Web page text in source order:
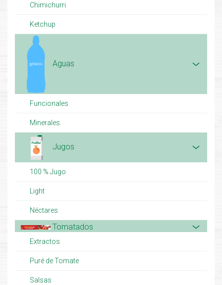
Chimichurri
Ketchup
Aguas
Funcionales
Minerales
Jugos
100 % Jugo
Light
Néctares
Tomatados
Extractos
Puré de Tomate
Salsas